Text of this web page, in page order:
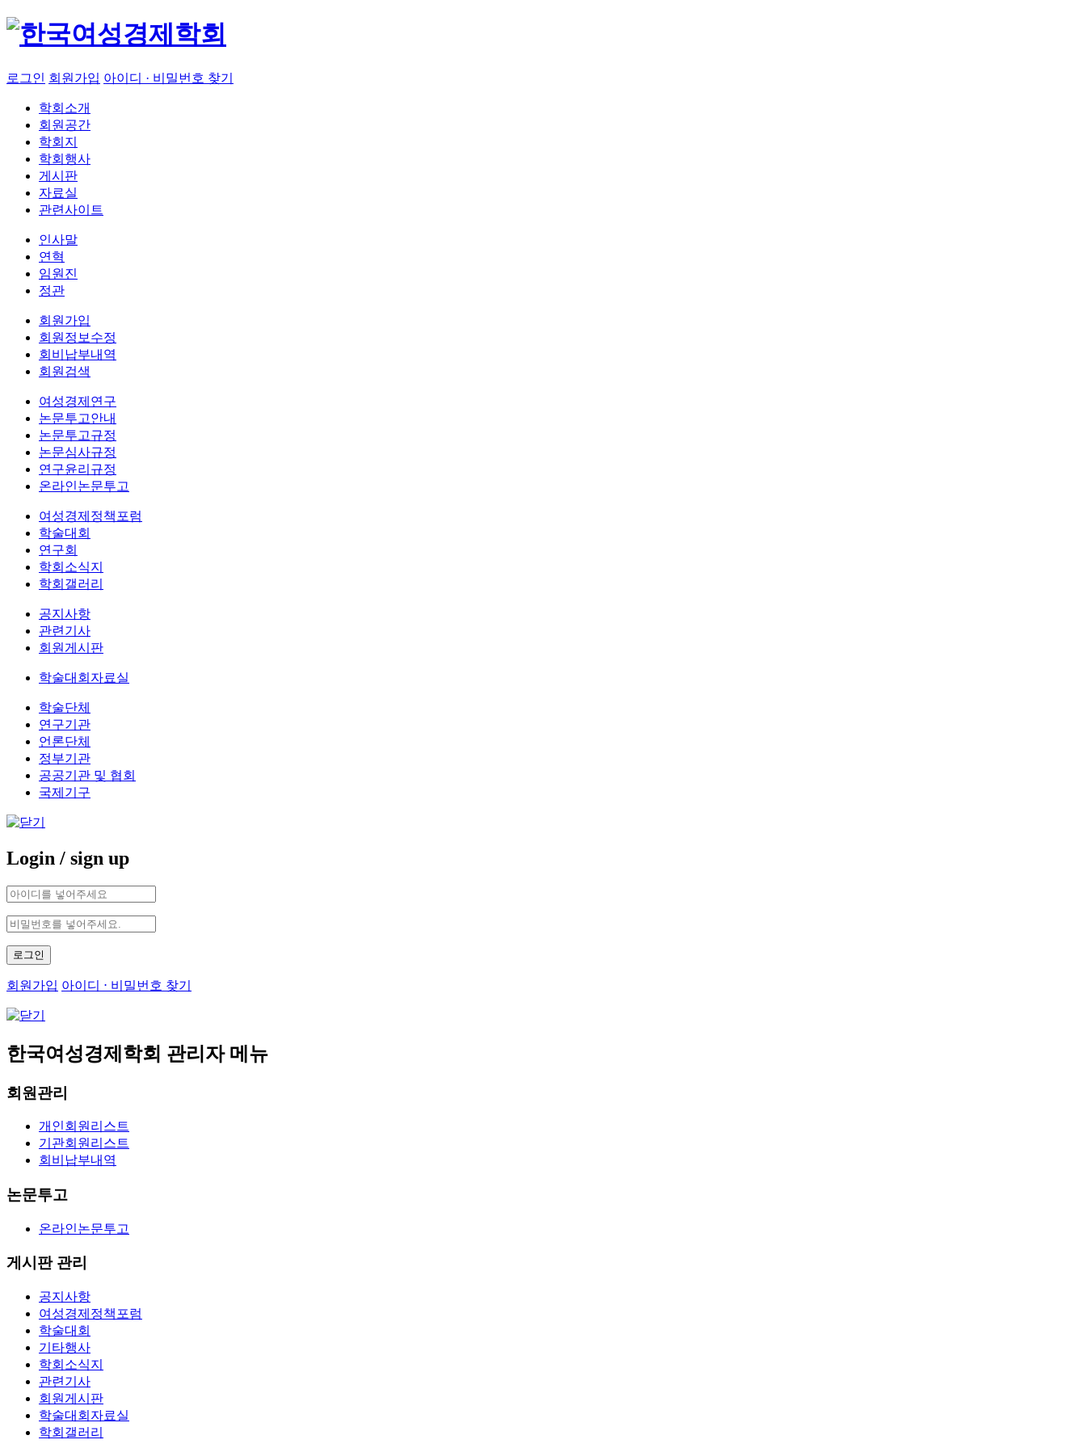
로그인 회원가입 아이디 · 비밀번호 찾기
학회소개
회원공간
학회지
학회행사
게시판
자료실
관련사이트
인사말
연혁
임원진
정관
회원가입
회원정보수정
회비납부내역
회원검색
여성경제연구
논문투고안내
논문투고규정
논문심사규정
연구윤리규정
온라인논문투고
여성경제정책포럼
학술대회
연구회
학회소식지
학회갤러리
공지사항
관련기사
회원게시판
학술대회자료실
학술단체
연구기관
언론단체
정부기관
공공기관 및 협회
국제기구
Login / sign up
로그인
회원가입 아이디 ⋅ 비밀번호 찾기
한국여성경제학회 관리자 메뉴
회원관리
개인회원리스트
기관회원리스트
회비납부내역
논문투고
온라인논문투고
게시판 관리
공지사항
여성경제정책포럼
학술대회
기타행사
학회소식지
관련기사
회원게시판
학술대회자료실
학회갤러리